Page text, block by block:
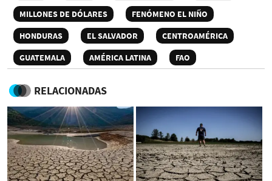
MILLONES DE DÓLARES
FENÓMENO EL NIÑO
HONDURAS
EL SALVADOR
CENTROAMÉRICA
GUATEMALA
AMÉRICA LATINA FAO
RELACIONADAS